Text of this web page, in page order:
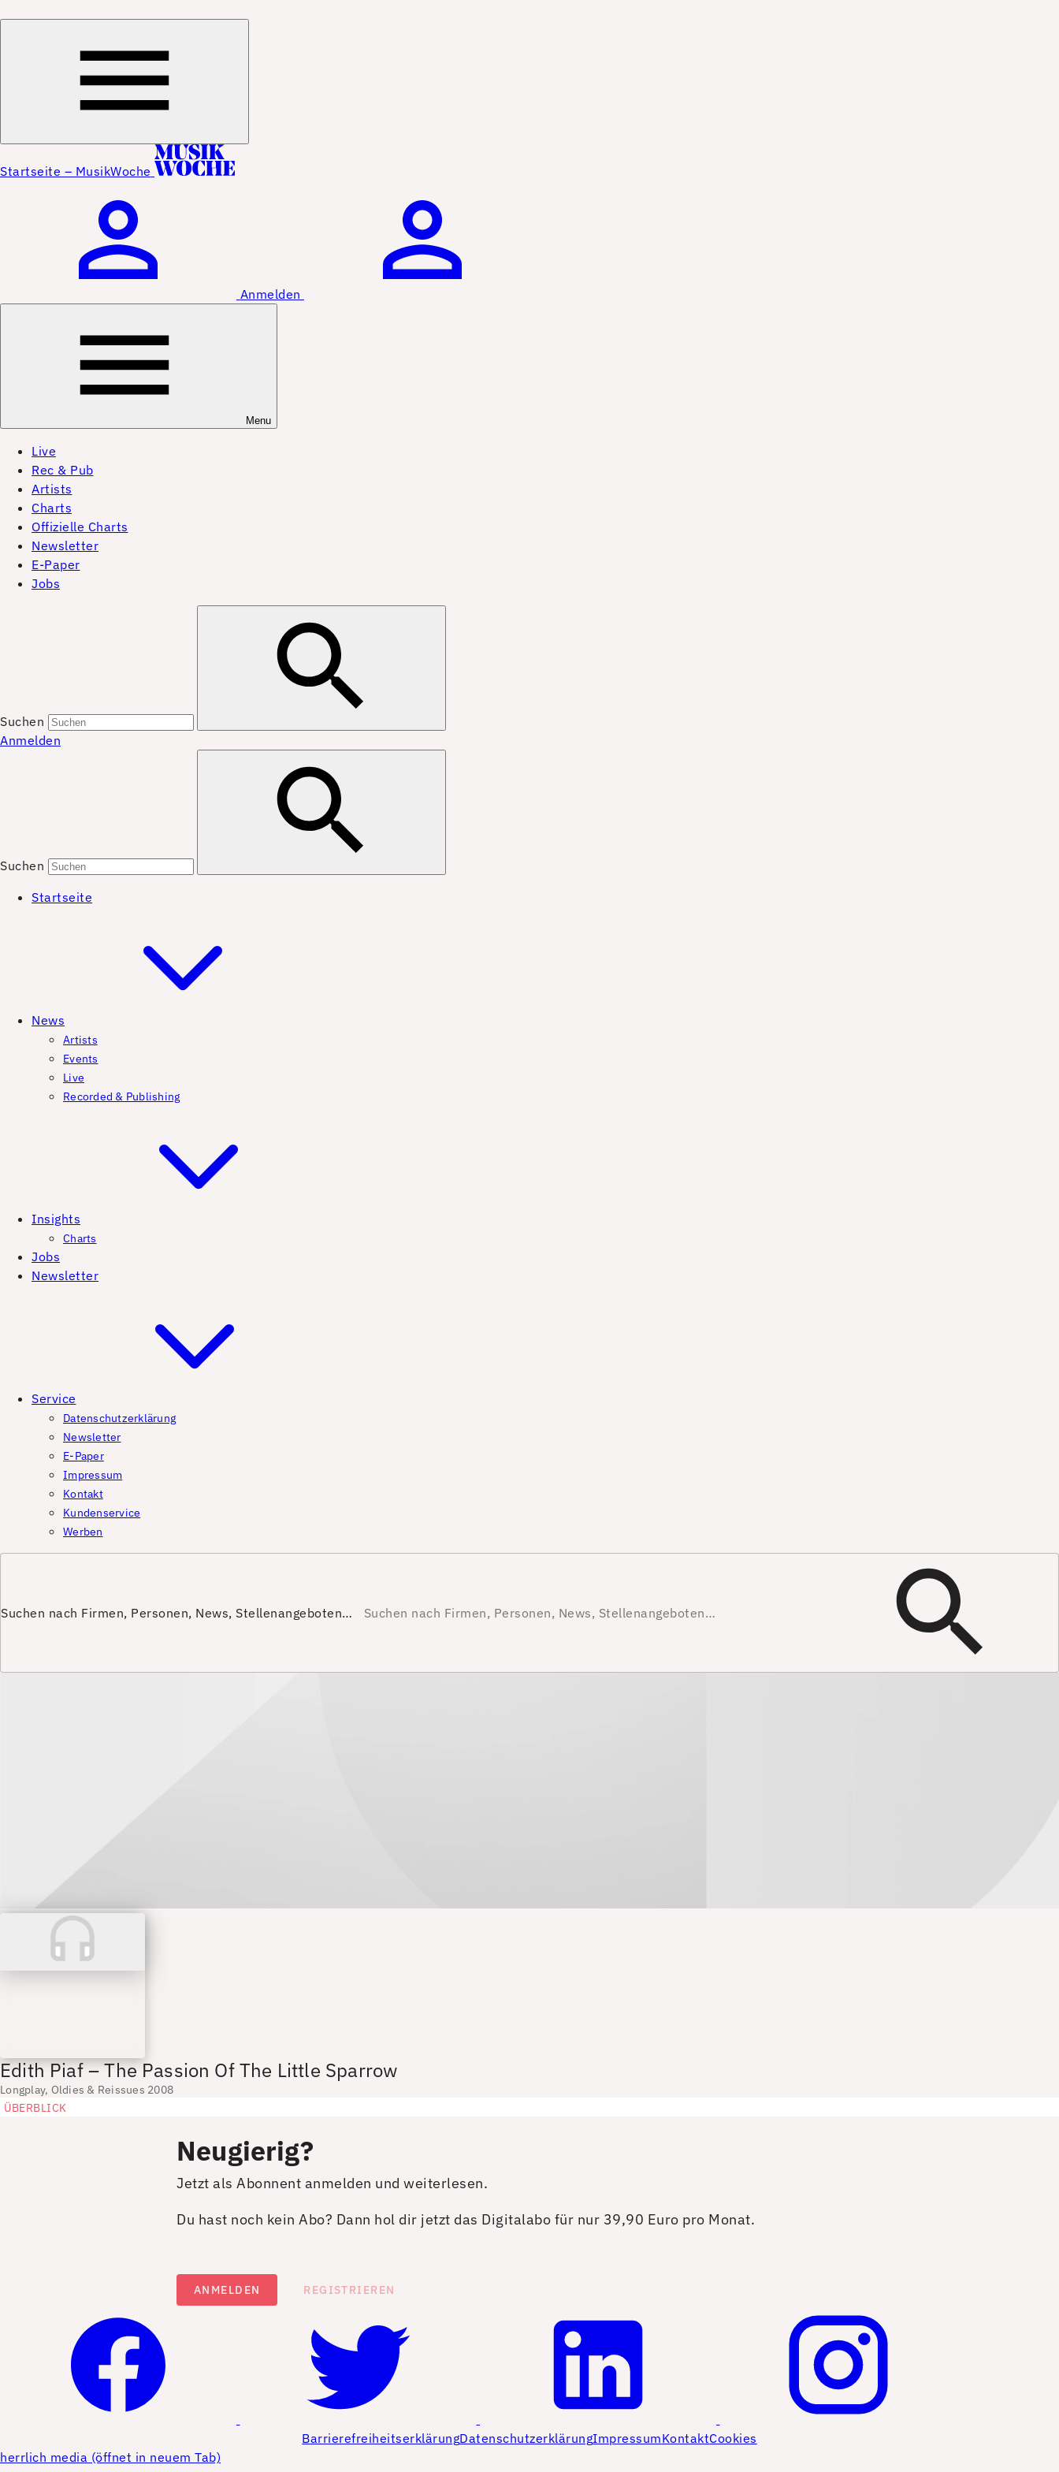
Startseite – MusikWoche
Anmelden
Menu
Live
Rec & Pub
Artists
Charts
Offizielle Charts
Newsletter
E-Paper
Jobs
Suchen
Anmelden
Suchen
Startseite
News
Artists
Events
Live
Recorded & Publishing
Insights
Charts
Jobs
Newsletter
Service
Datenschutzerklärung
Newsletter
E-Paper
Impressum
Kontakt
Kundenservice
Werben
Suchen nach Firmen, Personen, News, Stellenangeboten…
Edith Piaf – The Passion Of The Little Sparrow
Longplay, Oldies & Reissues 2008
ÜBERBLICK
Neugierig?
Jetzt als Abonnent anmelden und weiterlesen.
Du hast noch kein Abo? Dann hol dir jetzt das Digitalabo für nur 39,90 Euro pro Monat.
ANMELDEN REGISTRIEREN
BarrierefreiheitserklärungDatenschutzerklärungImpressumKontaktCookies
herrlich media (öffnet in neuem Tab)